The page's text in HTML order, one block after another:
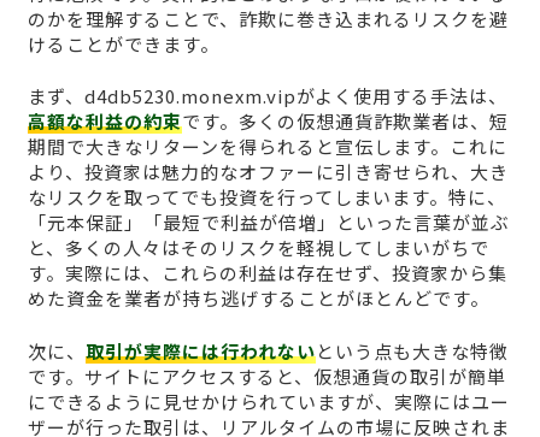
のかを理解することで、詐欺に巻き込まれるリスクを避
けることができます。
まず、d4db5230.monexm.vipがよく使用する手法は、
高額な利益の約束です。多くの仮想通貨詐欺業者は、短
期間で大きなリターンを得られると宣伝します。これに
より、投資家は魅力的なオファーに引き寄せられ、大き
なリスクを取ってでも投資を行ってしまいます。特に、
「元本保証」「最短で利益が倍増」といった言葉が並ぶ
と、多くの人々はそのリスクを軽視してしまいがちで
す。実際には、これらの利益は存在せず、投資家から集
めた資金を業者が持ち逃げすることがほとんどです。
次に、 取引が実際には行われないという点も大きな特徴
です。サイトにアクセスすると、仮想通貨の取引が簡単
にできるように見せかけられていますが、実際にはユー
ザーが行った取引は、リアルタイムの市場に反映されま